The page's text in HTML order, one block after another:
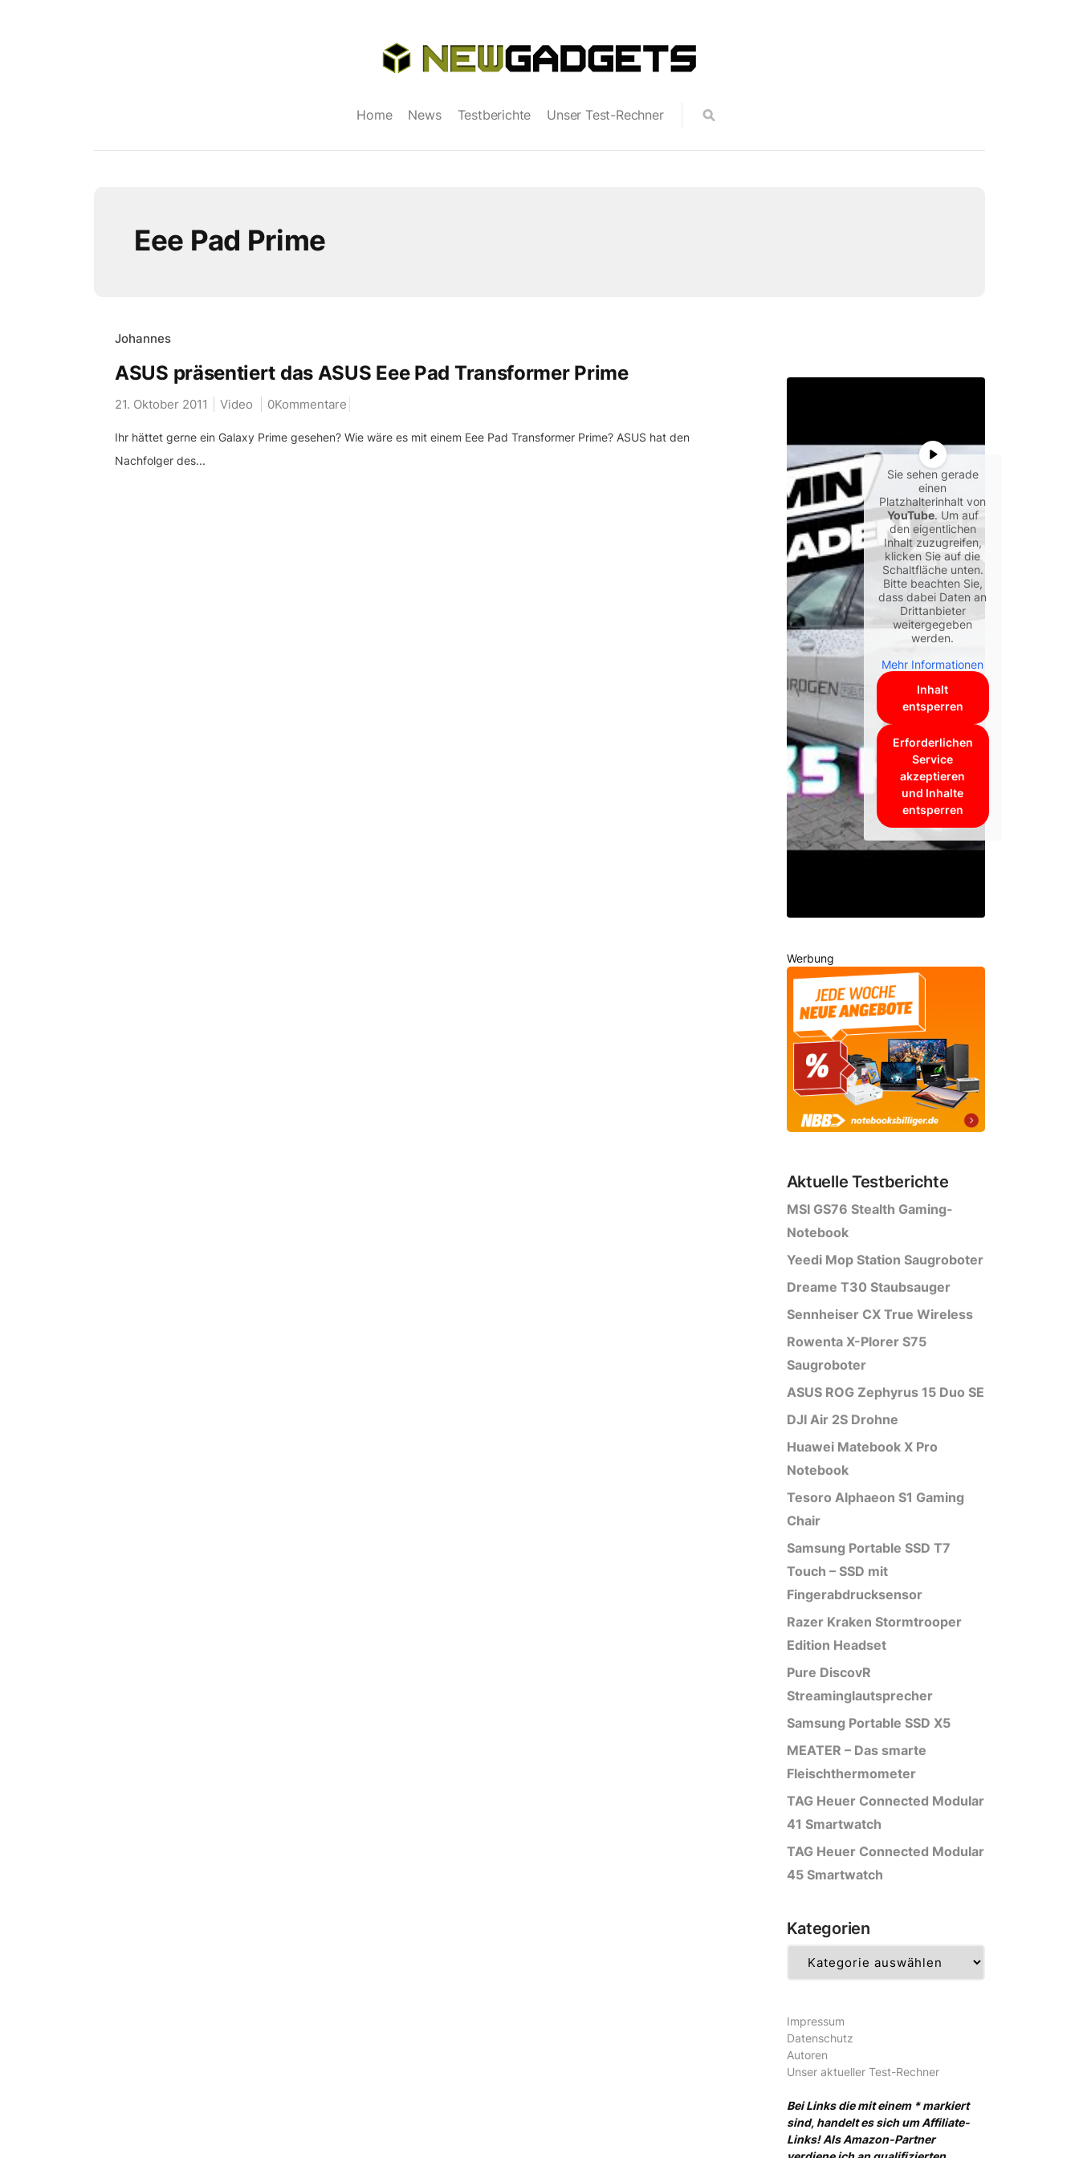
Home News Testberichte Unser Test-Rechner
Eee Pad Prime
Johannes
ASUS präsentiert das ASUS Eee Pad Transformer Prime
21. Oktober 2011 Video 0Kommentare
Ihr hättet gerne ein Galaxy Prime gesehen? Wie wäre es mit einem Eee Pad Transformer Prime? ASUS hat den
Nachfolger des...
Sie sehen gerade
einen
Platzhalterinhalt von
YouTube. Um auf
den eigentlichen
Inhalt zuzugreifen,
klicken Sie auf die
Schaltfläche unten.
Bitte beachten Sie,
dass dabei Daten an
Drittanbieter
weitergegeben
werden.
Mehr Informationen
Inhalt
entsperren
Erforderlichen
Service
akzeptieren
und Inhalte
entsperren
Werbung
Aktuelle Testberichte
MSI GS76 Stealth Gaming-
Notebook
Yeedi Mop Station Saugroboter
Dreame T30 Staubsauger
Sennheiser CX True Wireless
Rowenta X-Plorer S75
Saugroboter
ASUS ROG Zephyrus 15 Duo SE
DJI Air 2S Drohne
Huawei Matebook X Pro
Notebook
Tesoro Alphaeon S1 Gaming
Chair
Samsung Portable SSD T7
Touch – SSD mit
Fingerabdrucksensor
Razer Kraken Stormtrooper
Edition Headset
Pure DiscovR
Streaminglautsprecher
Samsung Portable SSD X5
MEATER – Das smarte
Fleischthermometer
TAG Heuer Connected Modular
41 Smartwatch
TAG Heuer Connected Modular
45 Smartwatch
Kategorien
Impressum
Datenschutz
Autoren
Unser aktueller Test-Rechner
Bei Links die mit einem * markiert
sind, handelt es sich um Affiliate-
Links! Als Amazon-Partner